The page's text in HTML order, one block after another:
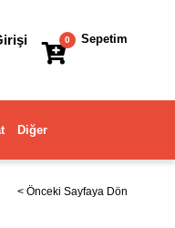
Sepetim
0
Diğer
< Önceki Sayfaya Dön